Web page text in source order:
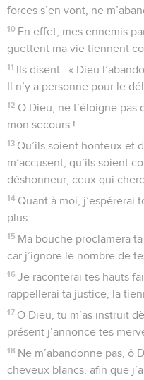
forces s’en vont, ne
10 En effet, mes ennemis
guettent ma vie tiennent
11 Ils disent : « Dieu
Il n’y a personne pour le
12 O Dieu, ne t’éloigne pas
mon secours !
13 Qu’ils soient honteux et
m’accusent, qu’ils soient
déshonneur, ceux qui
14 Quant à moi, j’espérerai
plus.
15 Ma bouche proclamera
car j’ignore le nombre de
16 Je raconterai tes hauts
rappellerai ta justice, la
17 O Dieu, tu m’as instruit
présent j’annonce tes
18 Ne m’abandonne pas, ô
cheveux blancs, afin que